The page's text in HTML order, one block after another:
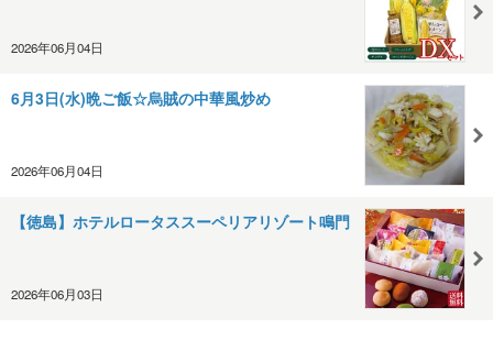
2026年06月04日
6月3日(水)晩ご飯☆烏賊の中華風炒め
2026年06月04日
【徳島】ホテルロータススーペリアリゾート鳴門
2026年06月03日